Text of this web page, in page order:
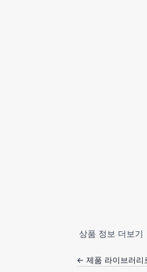
상품 정보 더보기
← 제품 라이브러리